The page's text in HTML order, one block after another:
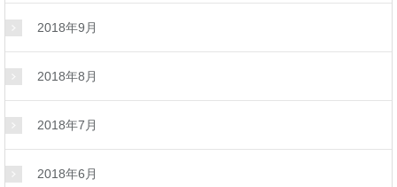
2018年9月
2018年8月
2018年7月
2018年6月